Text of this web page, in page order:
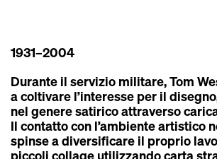
1931–2004
Durante il servizio militare, Tom
a coltivare l’interesse per il
nel genere satirico attraverso
Il contatto con l’ambiente artistico
spinse a diversificare il proprio